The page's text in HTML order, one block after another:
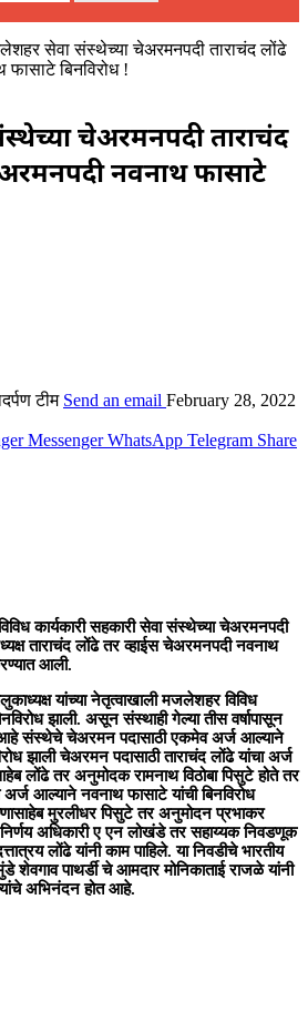
सेवा संस्थेच्या चेअरमनपदी ताराचंद लोंढे
बिनविरोध !
चेअरमनपदी ताराचंद
नवनाथ फासाटे
टीम Send an email February 28, 2022
Messenger WhatsApp Telegram Share
कार्यकारी सहकारी सेवा संस्थेच्या चेअरमनपदी
ताराचंद लोंढे तर व्हाईस चेअरमनपदी नवनाथ
आली.
यांच्या नेतृत्वाखाली मजलेशहर विविध
झाली. असून संस्थाही गेल्या तीस वर्षापासून
आहे संस्थेचे चेअरमन पदासाठी एकमेव अर्ज आल्याने
झाली चेअरमन पदासाठी ताराचंद लोंढे यांचा अर्ज
लोंढे तर अनुमोदक रामनाथ विठोबा पिसुटे होते तर
आल्याने नवनाथ फासाटे यांची बिनविरोध
मुरलीधर पिसुटे तर अनुमोदन प्रभाकर
अधिकारी ए एन लोखंडे तर सहाय्यक निवडणूक
लोंढे यांनी काम पाहिले. या निवडीचे भारतीय
शेवगाव पाथर्डी चे आमदार मोनिकाताई राजळे यांनी
अभिनंदन होत आहे.